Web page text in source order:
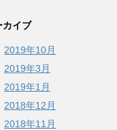
カイブ
2019年10月
2019年3月
2019年1月
2018年12月
2018年11月